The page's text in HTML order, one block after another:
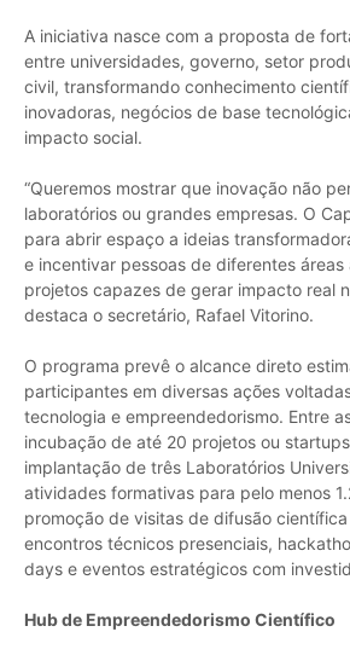
A iniciativa nasce com a proposta de
entre universidades, governo, setor
civil, transformando conhecimento
inovadoras, negócios de base
impacto social.
“Queremos mostrar que inovação não
laboratórios ou grandes empresas. O
para abrir espaço a ideias
e incentivar pessoas de diferentes áreas
projetos capazes de gerar impacto real
destaca o secretário, Rafael Vitorino.
O programa prevê o alcance direto
participantes em diversas ações
tecnologia e empreendedorismo. Entre
incubação de até 20 projetos ou
implantação de três Laboratórios
atividades formativas para pelo menos
promoção de visitas de difusão
encontros técnicos presenciais,
days e eventos estratégicos com
Hub de Empreendedorismo Científico